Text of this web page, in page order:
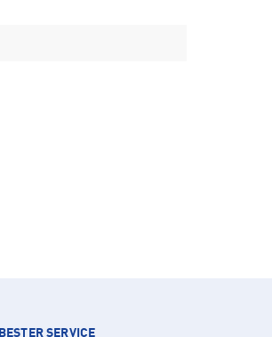
BESTER SERVICE